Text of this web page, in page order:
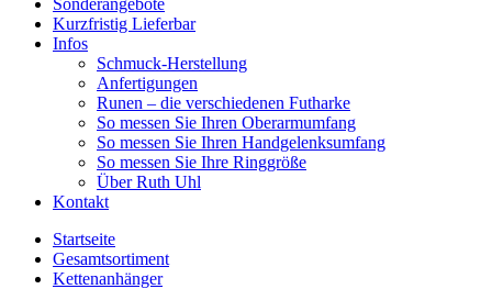
Sonderangebote
Kurzfristig Lieferbar
Infos
Schmuck-Herstellung
Anfertigungen
Runen – die verschiedenen Futharke
So messen Sie Ihren Oberarmumfang
So messen Sie Ihren Handgelenksumfang
So messen Sie Ihre Ringgröße
Über Ruth Uhl
Kontakt
Startseite
Gesamtsortiment
Kettenanhänger